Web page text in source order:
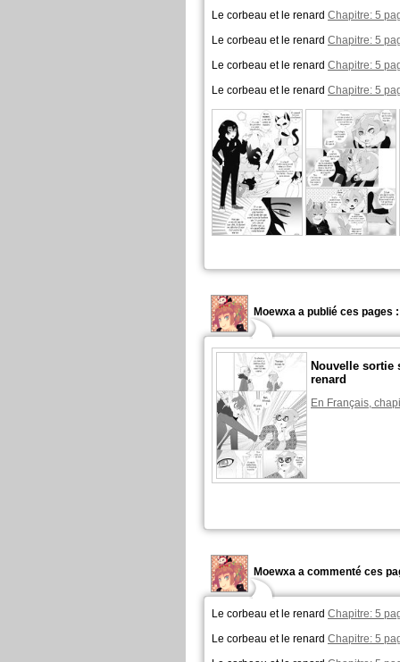
Le corbeau et le renard Chapitre: 5
Le corbeau et le renard Chapitre: 5
Le corbeau et le renard Chapitre: 5
Le corbeau et le renard Chapitre: 5
Moewxa a publié ces pages :
Nouvelle sortie
renard
En Français,
Moewxa a commenté ces
Le corbeau et le renard Chapitre: 5
Le corbeau et le renard Chapitre: 5